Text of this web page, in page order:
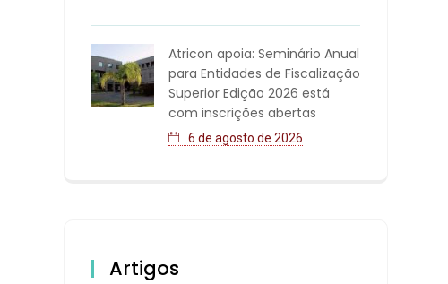
Atricon apoia: Seminário Anual
para Entidades de Fiscalização
Superior Edição 2026 está
com inscrições abertas
6 de agosto de 2026
Artigos